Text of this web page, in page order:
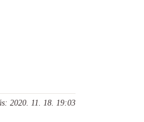
2020. 11. 18. 19:03